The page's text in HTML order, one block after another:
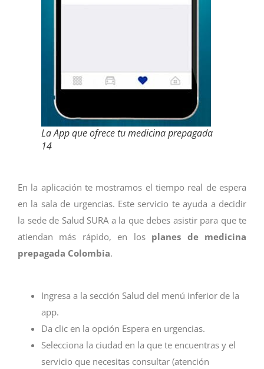
La App que ofrece tu medicina prepagada
14
En la aplicación te mostramos el tiempo real de espera
en la sala de urgencias. Este servicio te ayuda a decidir
la sede de Salud SURA a la que debes asistir para que te
atiendan más rápido, en los planes de medicina
prepagada Colombia.
Ingresa a la sección Salud del menú inferior de la
app.
Da clic en la opción Espera en urgencias.
Selecciona la ciudad en la que te encuentras y el
servicio que necesitas consultar (atención